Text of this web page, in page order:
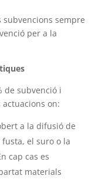
sempre
per a la
de subvenció i
on:
a la difusió de
fusta, el suro o la
cap cas es
materials